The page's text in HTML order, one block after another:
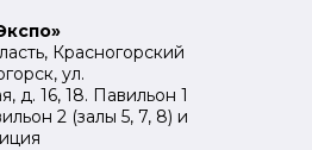
Красногорский
ул.
д. 16, 18. Павильон 1
2 (залы 5, 7, 8) и